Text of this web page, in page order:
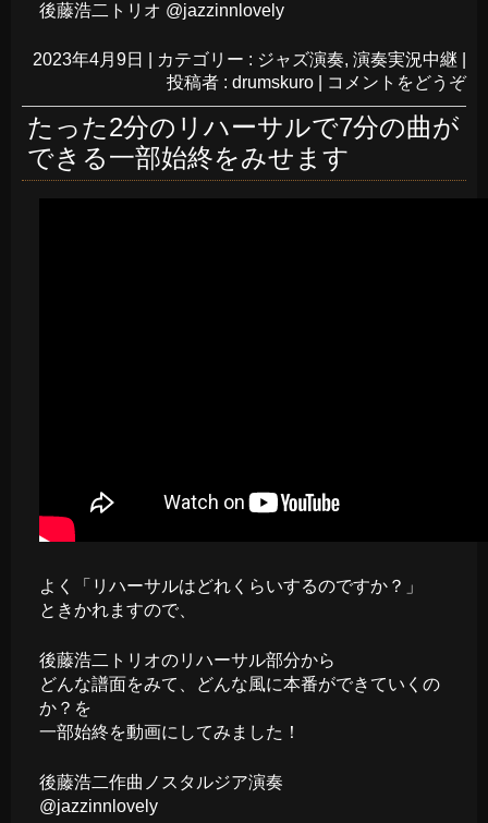
後藤浩二トリオ @jazzinnlovely
2023年4月9日 カテゴリー : ジャズ演奏, 演奏実況中継
投稿者 : drumskuro
コメントをどうぞ
たった2分のリハーサルで7分の曲が
できる一部始終をみせます
よく「リハーサルはどれくらいするのですか？」
ときかれますので、
後藤浩二トリオのリハーサル部分から
どんな譜面をみて、どんな風に本番ができていくの
か？を
一部始終を動画にしてみました！
後藤浩二作曲ノスタルジア演奏
@jazzinnlovely